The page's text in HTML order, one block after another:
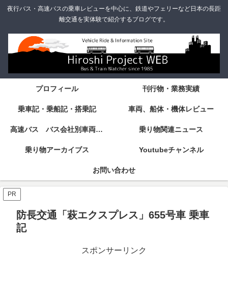
夜行バス・高速バスの乗車レビューを中心に、鉄道やフェリーなど日本の長距
離交通を実体験で紹介するブログです。
プロフィール 刊行物・業務実績
乗車記・乗船記・搭乗記 車両、船体・機体レビュー
高速バス バス会社別車両・設備・シート紹介 乗り物関連ニュース
乗り物アーカイブス Youtubeチャンネル
お問い合わせ
PR
防長交通「萩エクスプレス」655号車 乗車
記
スポンサーリンク